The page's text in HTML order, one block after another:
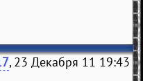
, 23 Декабря 11 19:43